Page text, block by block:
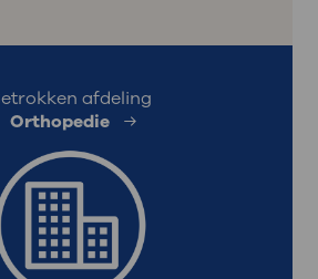
afdeling
Orthopedie